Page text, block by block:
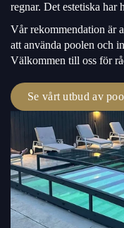
regnar. Det estetiska har
Vår rekommendation är
att använda poolen och
Välkommen till oss för
Se vårt utbud av